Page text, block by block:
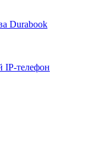
Durabook
телефон